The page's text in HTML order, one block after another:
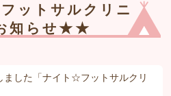
トサルクリニ
知らせ★★
ました「ナイト☆フットサルクリ